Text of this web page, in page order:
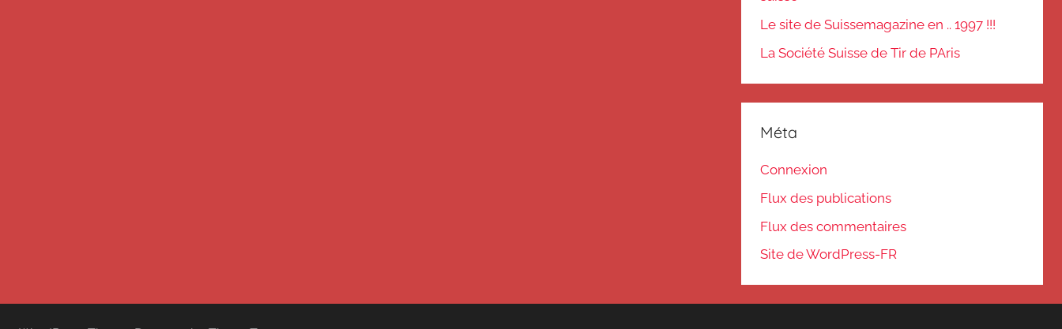
Le site de Suissemagazine en .. 1997 !!!
La Société Suisse de Tir de PAris
Méta
Connexion
Flux des publications
Flux des commentaires
Site de WordPress-FR